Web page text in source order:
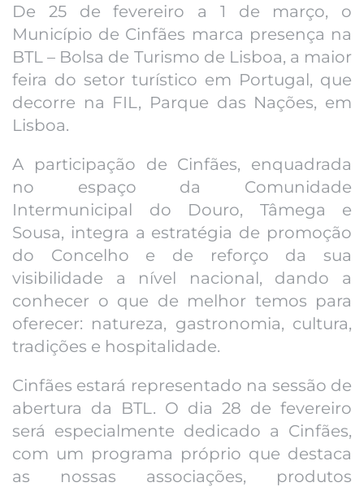
De 25 de fevereiro a 1 de março, o
Município de Cinfães marca presença na
BTL – Bolsa de Turismo de Lisboa, a maior
feira do setor turístico em Portugal, que
decorre na FIL, Parque das Nações, em
Lisboa.
A participação de Cinfães, enquadrada
no espaço da Comunidade
Intermunicipal do Douro, Tâmega e
Sousa, integra a estratégia de promoção
do Concelho e de reforço da sua
visibilidade a nível nacional, dando a
conhecer o que de melhor temos para
oferecer: natureza, gastronomia, cultura,
tradições e hospitalidade.
Cinfães estará representado na sessão de
abertura da BTL. O dia 28 de fevereiro
será especialmente dedicado a Cinfães,
com um programa próprio que destaca
as nossas associações, produtos